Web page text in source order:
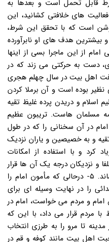
قابل تحمل است و بعدها به
های خلافتی کشانید، این
است که با تحقق این شرط،
هدف های او نابرآورده
اصلی امام از این ماجرا بسی از اینها
دست به حرکتی می زند که در
اهل بیت در سال چهلم هجری
نظیر بوده است و آن برملا کردن
و دریدن پرده غلیظ تقیه
مسلمان هاست. تریبون عظیم
در آن سخنانی را که در طول
و به خصیصین و یاران نزدیک
کرد و با استفاده از امکانات
و نزدیکان درجه یک آن ها قرار
نمی گرفت آن را به گوش همه رساند. ۵- درحالی که مأمون امام را
را در نهایت وسیله ای برای
و مردم می خواست، امام در
مردم قرار می داد، با این که
تا مرو را به طرزی انتخاب
اهل بیت مانند کوفه و قم در